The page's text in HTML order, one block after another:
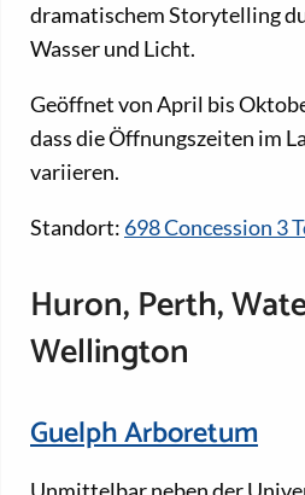
dramatischem Storytelling
Wasser und Licht.
Geöffnet von April bis
dass die Öffnungszeiten im
variieren.
Standort: 698 Concession 3
Huron, Perth,
Wellington
Guelph Arboretum